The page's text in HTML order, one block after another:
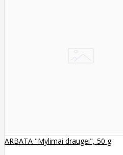
ARBATA "Mylimai draugei", 50 g